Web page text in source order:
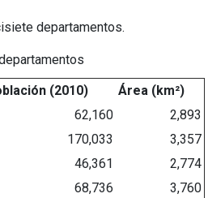
departamentos.
(2010)
Área (km²)
62,160
2,893
170,033
3,357
46,361
2,774
68,736
3,760